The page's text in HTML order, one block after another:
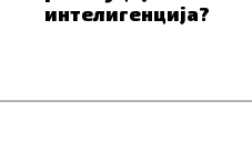
интелигенција?